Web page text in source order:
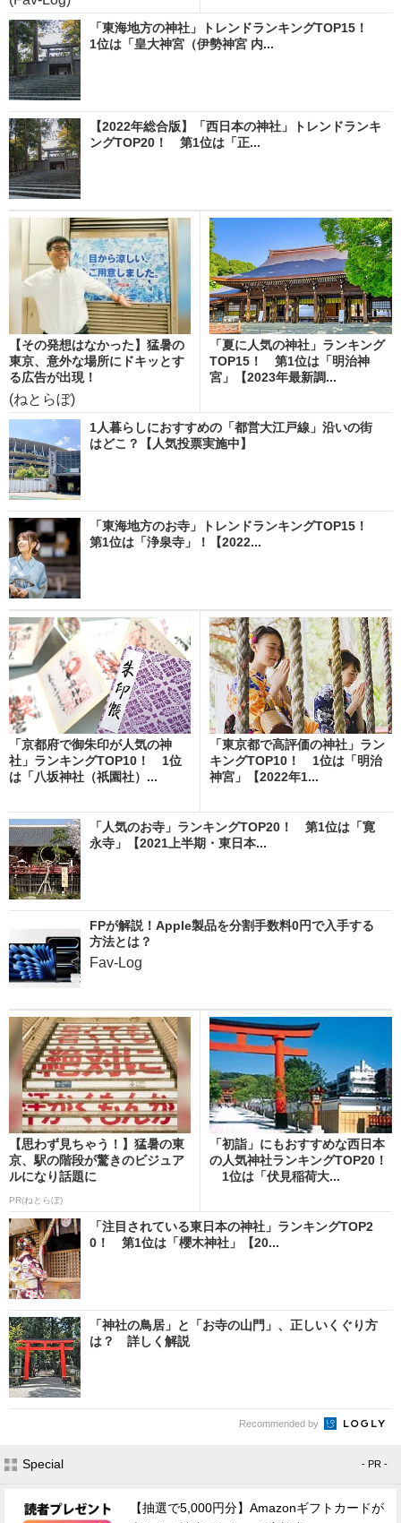
「東海地方の神社」トレンドランキングTOP15！
1位は「皇大神宮（伊勢神宮 内...
【2022年総合版】「西日本の神社」トレンドランキ
ングTOP20！ 第1位は「正...
【その発想はなかった】猛暑の
東京、意外な場所にドキッとす
る広告が出現！
(ねとらぼ)
「夏に人気の神社」ランキング
TOP15！ 第1位は「明治神
宮」【2023年最新調...
1人暮らしにおすすめの「都営大江戸線」沿いの街
はどこ？【人気投票実施中】
「東海地方のお寺」トレンドランキングTOP15！
第1位は「浄泉寺」！【2022...
「京都府で御朱印が人気の神
社」ランキングTOP10！ 1位
は「八坂神社（祇園社）...
「東京都で高評価の神社」ラン
キングTOP10！ 1位は「明治
神宮」【2022年1...
「人気のお寺」ランキングTOP20！ 第1位は「寛
永寺」【2021上半期・東日本...
FPが解説！Apple製品を分割手数料0円で入手する
方法とは？
Fav-Log
【思わず見ちゃう！】猛暑の東
京、駅の階段が驚きのビジュア
ルになり話題に
PR(ねとらぼ)
「初詣」にもおすすめな西日本
の人気神社ランキングTOP20！
1位は「伏見稲荷大...
「注目されている東日本の神社」ランキングTOP2
0！ 第1位は「櫻木神社」【20...
「神社の鳥居」と「お寺の山門」、正しいくぐり方
は？ 詳しく解説
Recommended by
Special - PR -
【抽選で5,000円分】Amazonギフトカードが